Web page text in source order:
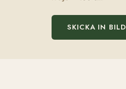
SKICKA IN BILD